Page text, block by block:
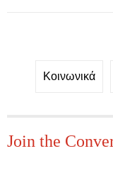
Κοινωνικά
Join the